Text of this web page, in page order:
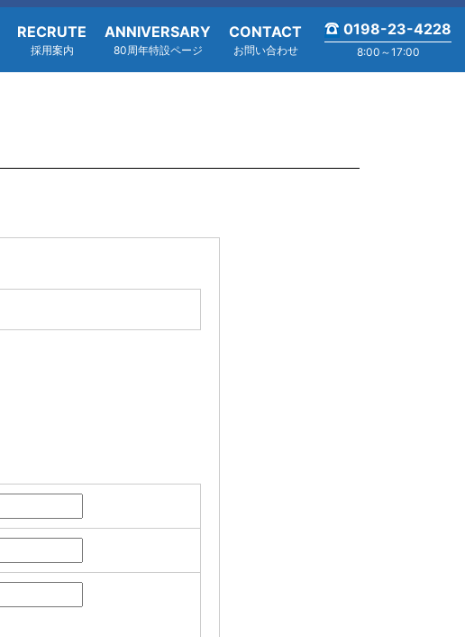
0198-23-4228
8:00～17:00
RECRUTE
採用案内
ANNIVERSARY
80周年特設ページ
CONTACT
お問い合わせ